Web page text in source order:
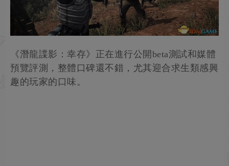
《潛龍諜影：幸存》正在進行公開beta測試和媒體
預覽評測，整體口碑還不錯，尤其迎合求生類感興
趣的玩家的口味。